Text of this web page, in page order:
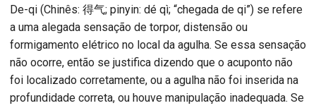
De-qi (Chinês: 得气; pinyin: dé qì; “chegada de qi”) se refere
a uma alegada sensação de torpor, distensão ou
formigamento elétrico no local da agulha. Se essa sensação
não ocorre, então se justifica dizendo que o acuponto não
foi localizado corretamente, ou a agulha não foi inserida na
profundidade correta, ou houve manipulação inadequada. Se